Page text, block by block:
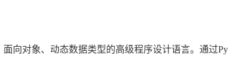
向对象、动态数据类型的高级程序设计语言。通过